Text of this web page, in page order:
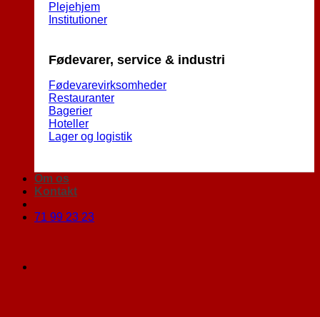
Plejehjem
Institutioner
Fødevarer, service & industri
Fødevarevirksomheder
Restauranter
Bagerier
Hoteller
Lager og logistik
Om os
Kontakt
71 99 23 23